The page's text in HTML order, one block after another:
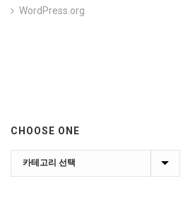
WordPress.org
CHOOSE ONE
Choose